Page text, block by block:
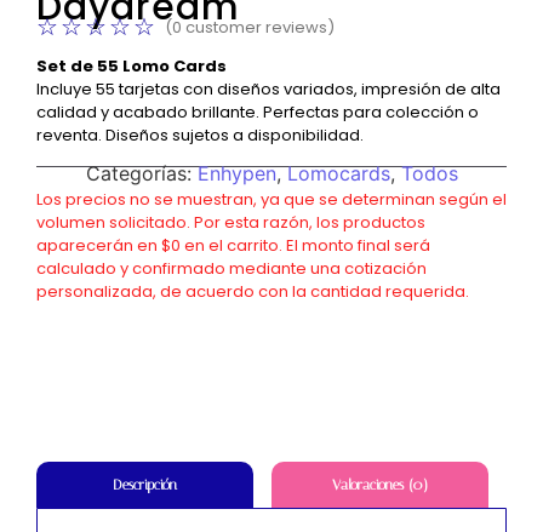
☆☆☆☆☆ (0customer reviews)
Set de 55 Lomo Cards
Incluye 55 tarjetas con diseños variados, impresión de alta
calidad y acabado brillante. Perfectas para colección o
reventa. Diseños sujetos a disponibilidad.
Categorías:Enhypen,Lomocards,Todos
Los precios no se muestran, ya que se determinan según el
volumen solicitado. Por esta razón, los productos
aparecerán en $0 en el carrito. El monto final será
calculado y confirmado mediante una cotización
personalizada, de acuerdo con la cantidad requerida.
Descripción Valoraciones (0)